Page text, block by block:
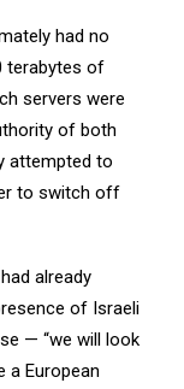
had no
terabytes of
servers were
of both
attempted to
to switch off
had already
of Israeli
— “we will look
a European